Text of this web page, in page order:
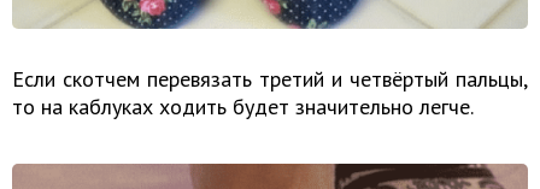
Если скотчем перевязать третий и четвёртый пальцы,
то на каблуках ходить будет значительно легче.